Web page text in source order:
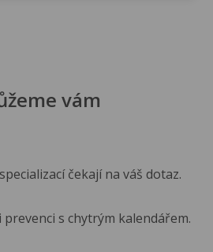
vám
čekají na váš dotaz.
s chytrým kalendářem.